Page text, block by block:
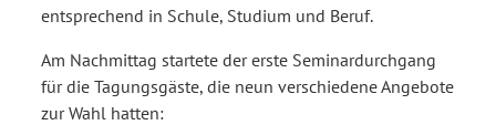
entsprechend in Schule, Studium und Beruf.
Am Nachmittag startete der erste Seminardurchgang
für die Tagungsgäste, die neun verschiedene Angebote
zur Wahl hatten: